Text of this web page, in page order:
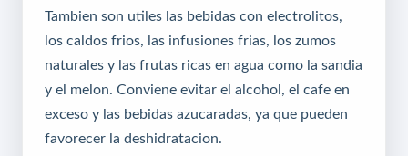
Tambien son utiles las bebidas con electrolitos,
los caldos frios, las infusiones frias, los zumos
naturales y las frutas ricas en agua como la sandia
y el melon. Conviene evitar el alcohol, el cafe en
exceso y las bebidas azucaradas, ya que pueden
favorecer la deshidratacion.